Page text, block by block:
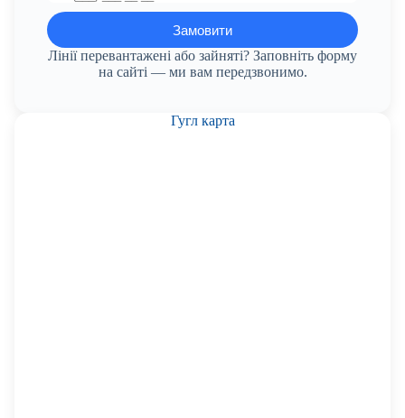
Лінії перевантажені або зайняті? Заповніть форму
на сайті — ми вам передзвонимо.
Гугл карта